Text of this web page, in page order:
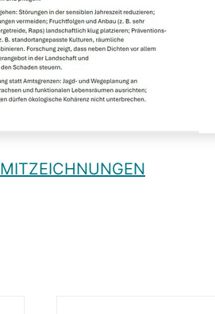
MITZEICHNUNGEN